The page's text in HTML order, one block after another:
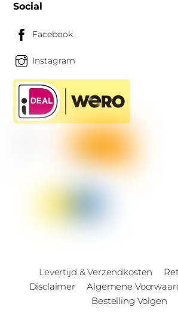
Social
Facebook
Instagram
Levertijd & Verzendkosten
Disclaimer
Algemene
Bestelling Volgen